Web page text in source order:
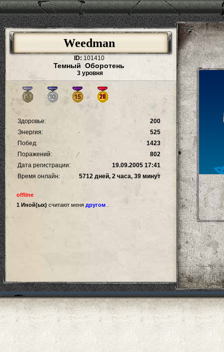
Weedman
ID: 101410
Темный Оборотень
3 уровня
Здоровье:
200
Энергия:
525
Побед:
1423
Поражений:
802
Дата регистрации:
19.09.2005 17:41
Время онлайн:
5712 дней, 2 часа, 39 минут
offline
1 Иной(ых) считают меня другом